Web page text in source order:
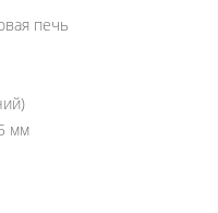
печь
мм